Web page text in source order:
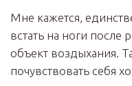
Мне кажется,
встать на ноги после
объект воздыхания.
почувствовать себя